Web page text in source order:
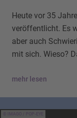
Heute vor 35
veröffentlicht. Es
aber auch
mit sich. Wieso?
mehr lesen
IMAGO / POP-EYE